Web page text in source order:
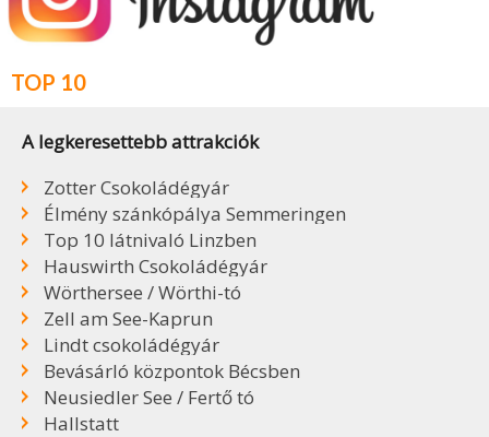
TOP 10
A legkeresettebb attrakciók
Zotter Csokoládégyár
Élmény szánkópálya Semmeringen
Top 10 látnivaló Linzben
Hauswirth Csokoládégyár
Wörthersee / Wörthi-tó
Zell am See-Kaprun
Lindt csokoládégyár
Bevásárló központok Bécsben
Neusiedler See / Fertő tó
Hallstatt